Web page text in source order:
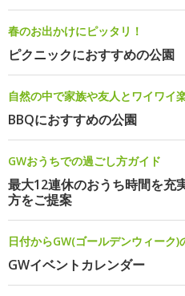
春のお出かけにピッタリ！
ピクニックにおすすめの公園
自然の中で家族や友人とワイワイ
BBQにおすすめの公園
GWおうちでの過ごし方ガイド
最大12連休のおうち時間を充
方をご提案
日付からGW(ゴールデンウィーク)
GWイベントカレンダー